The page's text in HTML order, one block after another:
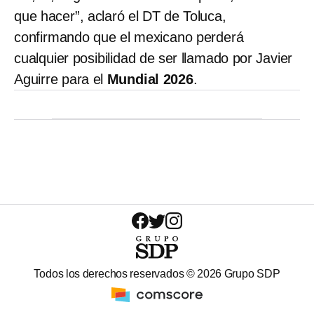
que hacer”, aclaró el DT de Toluca,
confirmando que el mexicano perderá
cualquier posibilidad de ser llamado por Javier
Aguirre para el Mundial 2026.
Todos los derechos reservados © 2026 Grupo SDP